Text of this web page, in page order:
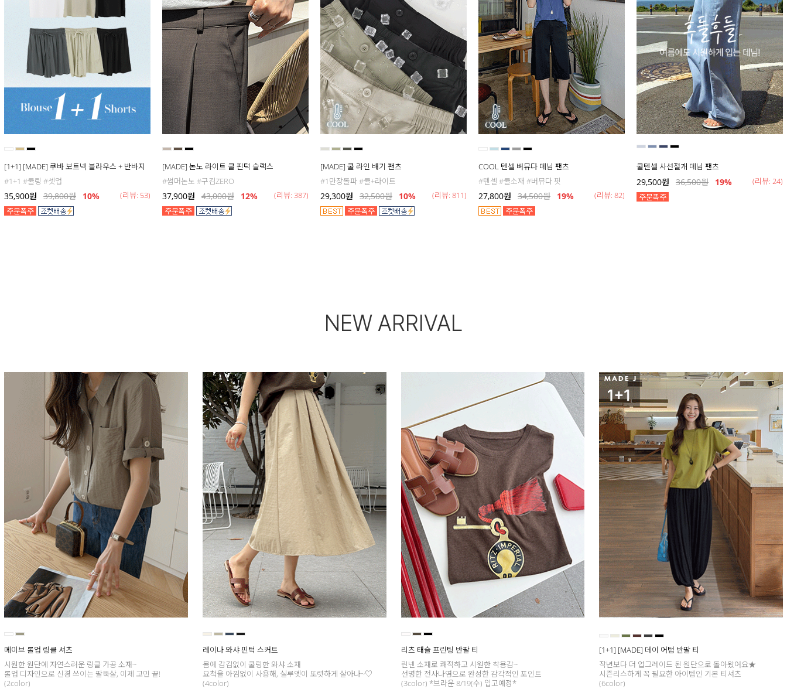
[1+1] [MADE] 쿠바 보트넥 블라우스 + 반바지
#1+1 #쿨링 #셋업
35,900원 39,800원 10% (리뷰: 53)
[MADE] 논노 라이트 쿨 핀턱 슬랙스
#썸머논노 #구김ZERO
37,900원 43,000원 12% (리뷰: 387)
[MADE] 쿨 라인 배기 팬츠
#1만장돌파 #쿨+라이트
29,300원 32,500원 10% (리뷰: 811)
COOL 텐셀 버뮤다 데님 팬츠
#텐셀 #쿨소재 #버뮤다 핏
27,800원 34,500원 19% (리뷰: 82)
쿨텐셀 사선절개 데님 팬츠
29,500원 36,500원 19% (리뷰: 24)
NEW ARRIVAL
메이브 롤업 링클 셔츠
시원한 원단에 자연스러운 링클 가공 소재~
롤업 디자인으로 신경 쓰이는 팔뚝살, 이제 고민 끝!
(2color)
레이나 와샤 핀턱 스커트
몸에 감김없이 쿨링한 와샤 소재
요척을 아낌없이 사용해, 실루엣이 또렷하게 살아나~♡
(4color)
리츠 태슬 프린팅 반팔 티
린넨 소재로 쾌적하고 시원한 착용감~
선명한 전사나염으로 완성한 감각적인 포인트
(3color) *브라운 8/19(수) 입고예정*
[1+1] [MADE] 데이 어텀 반팔 티
작년보다 더 업그레이드 된 원단으로 돌아왔어요★
시즌리스하게 꼭 필요한 아이템인 기본 티셔츠
(6color)